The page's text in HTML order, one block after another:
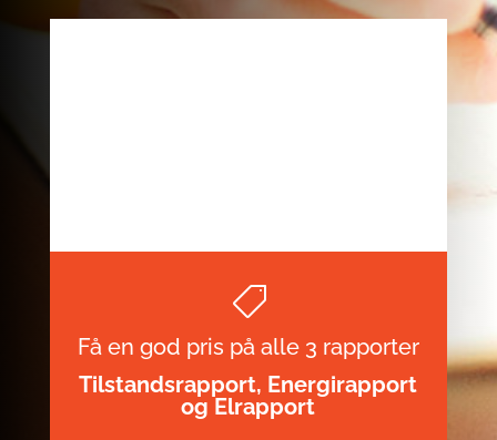

Få en god pris på alle 3 rapporter
Tilstandsrapport, Energirapport
og Elrapport